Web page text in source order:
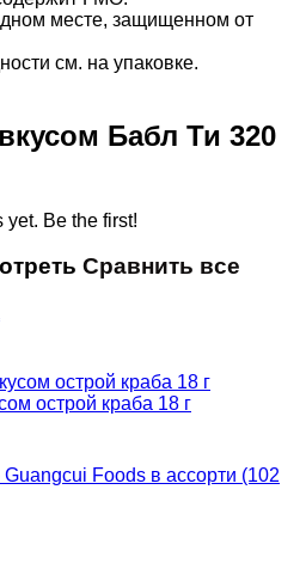
месте, защищенном от
см. на упаковке.
Бабл Ти 320
Be the first!
Сравнить все
острой краба 18 г
Foods в ассорти (102